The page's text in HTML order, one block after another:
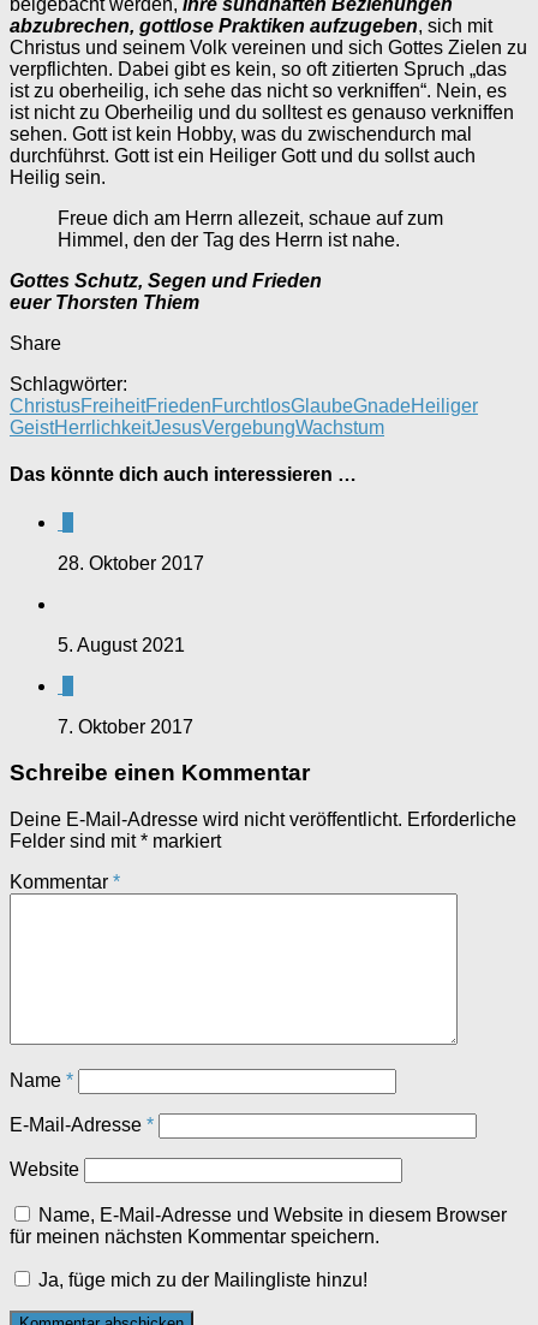
beigebacht werden, ihre sündhaften Beziehungen
abzubrechen, gottlose Praktiken aufzugeben, sich mit
Christus und seinem Volk vereinen und sich Gottes Zielen zu
verpflichten. Dabei gibt es kein, so oft zitierten Spruch „das
ist zu oberheilig, ich sehe das nicht so verkniffen“. Nein, es
ist nicht zu Oberheilig und du solltest es genauso verkniffen
sehen. Gott ist kein Hobby, was du zwischendurch mal
durchführst. Gott ist ein Heiliger Gott und du sollst auch
Heilig sein.
Freue dich am Herrn allezeit, schaue auf zum
Himmel, den der Tag des Herrn ist nahe.
Gottes Schutz, Segen und Frieden
euer Thorsten Thiem
Share
Schlagwörter:
ChristusFreiheitFriedenFurchtlosGlaubeGnadeHeiliger
GeistHerrlichkeitJesusVergebungWachstum
Das könnte dich auch interessieren …
28. Oktober 2017
5. August 2021
7. Oktober 2017
Schreibe einen Kommentar
Deine E-Mail-Adresse wird nicht veröffentlicht. Erforderliche
Felder sind mit* markiert
Kommentar *
Name *
E-Mail-Adresse *
Website
Name, E-Mail-Adresse und Website in diesem Browser
für meinen nächsten Kommentar speichern.
Ja, füge mich zu der Mailingliste hinzu!